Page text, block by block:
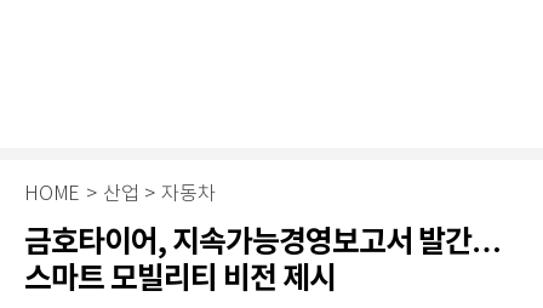
HOME > 산업 > 자동차
금호타이어, 지속가능경영보고서 발간…
스마트 모빌리티 비전 제시